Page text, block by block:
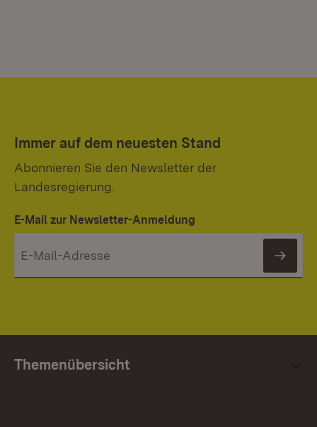
Immer auf dem neuesten Stand
Abonnieren Sie den Newsletter der
Landesregierung.
E-Mail zur Newsletter-Anmeldung
Themenübersicht